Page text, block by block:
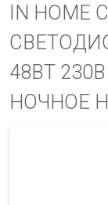
IN
48ВТ
НОЧНОЕ